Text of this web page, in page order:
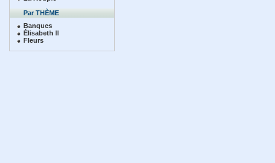
Par THÈME
Banques
Élisabeth II
Fleurs